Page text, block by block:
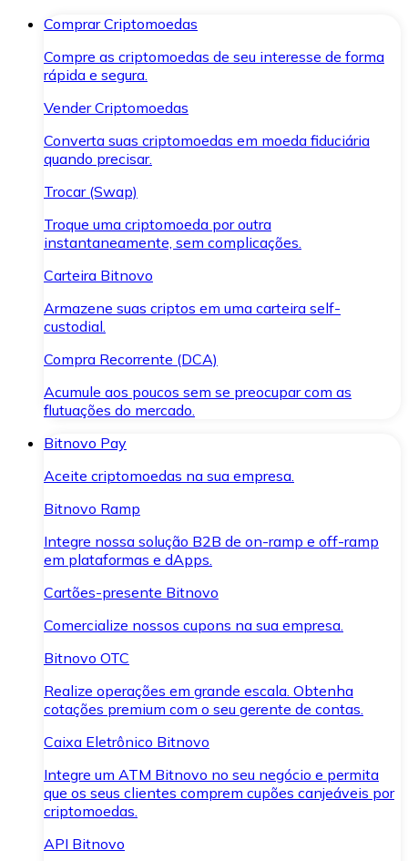
Comprar Criptomoedas
Compre as criptomoedas de seu interesse de forma
rápida e segura.
Vender Criptomoedas
Converta suas criptomoedas em moeda fiduciária
quando precisar.
Trocar (Swap)
Troque uma criptomoeda por outra
instantaneamente, sem complicações.
Carteira Bitnovo
Armazene suas criptos em uma carteira self-
custodial.
Compra Recorrente (DCA)
Acumule aos poucos sem se preocupar com as
flutuações do mercado.
Bitnovo Pay
Aceite criptomoedas na sua empresa.
Bitnovo Ramp
Integre nossa solução B2B de on-ramp e off-ramp
em plataformas e dApps.
Cartões-presente Bitnovo
Comercialize nossos cupons na sua empresa.
Bitnovo OTC
Realize operações em grande escala. Obtenha
cotações premium com o seu gerente de contas.
Caixa Eletrônico Bitnovo
Integre um ATM Bitnovo no seu negócio e permita
que os seus clientes comprem cupões canjeáveis por
criptomoedas.
API Bitnovo